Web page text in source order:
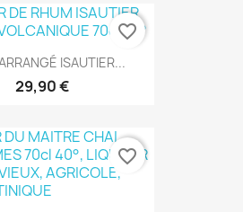
ISAUTIER...
29,90 €
favorite_border
favorite_border